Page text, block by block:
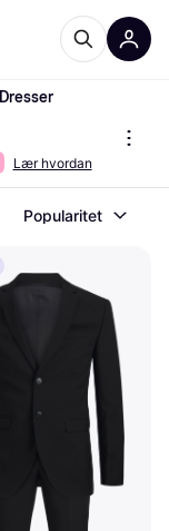
Dresser
Lær hvordan
Popularitet